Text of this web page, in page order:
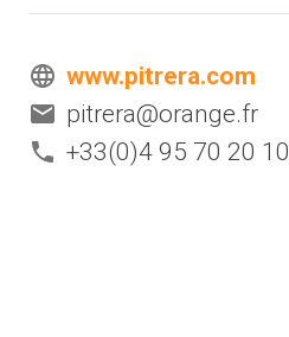
www.pitrera.com
pitrera@orange.fr
+33(0)4 95 70 20 10